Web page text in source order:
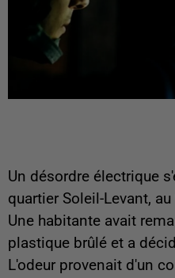
Un désordre électrique
quartier Soleil-Levant,
Une habitante avait
plastique brûlé et a
L'odeur provenait d'un